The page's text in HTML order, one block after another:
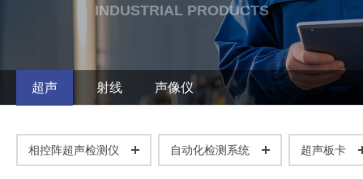
INDUSTRIAL PRODUCTS
超声 射线 声像仪
相控阵超声检测仪 自动化检测系统 超声板卡